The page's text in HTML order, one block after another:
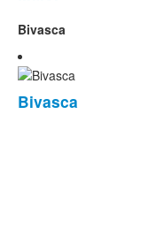
Bivasca
Bivasca